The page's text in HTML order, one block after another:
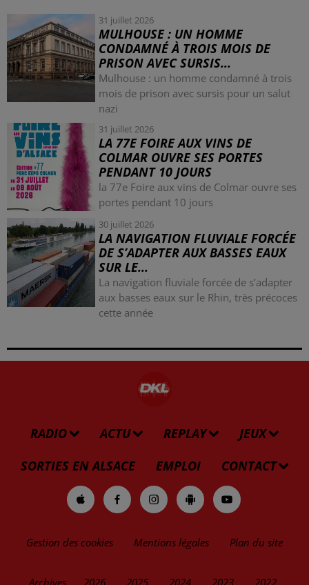
31 juillet 2026
MULHOUSE : UN HOMME
CONDAMNÉ À TROIS MOIS DE
PRISON AVEC SURSIS...
Mulhouse : un homme condamné à trois
mois de prison avec sursis pour un salut
nazi
31 juillet 2026
LA 77E FOIRE AUX VINS DE
COLMAR OUVRE SES PORTES
PENDANT 10 JOURS
la 77e Foire aux vins de Colmar ouvre ses
portes pendant 10 jours
30 juillet 2026
LA NAVIGATION FLUVIALE FORCÉE
DE S’ADAPTER AUX BASSES EAUX
SUR LE...
La navigation fluviale forcée de s’adapter
aux basses eaux sur le Rhin, très précoces
cette année
RADIO ACTU REPLAY
JEUX
SORTIES EN ALSACE
EMPLOI CONTACT
Gestion des cookies Mentions légales Plan du site